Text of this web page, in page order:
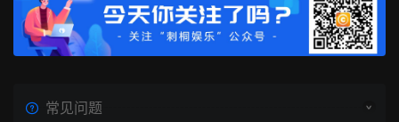
常见问题